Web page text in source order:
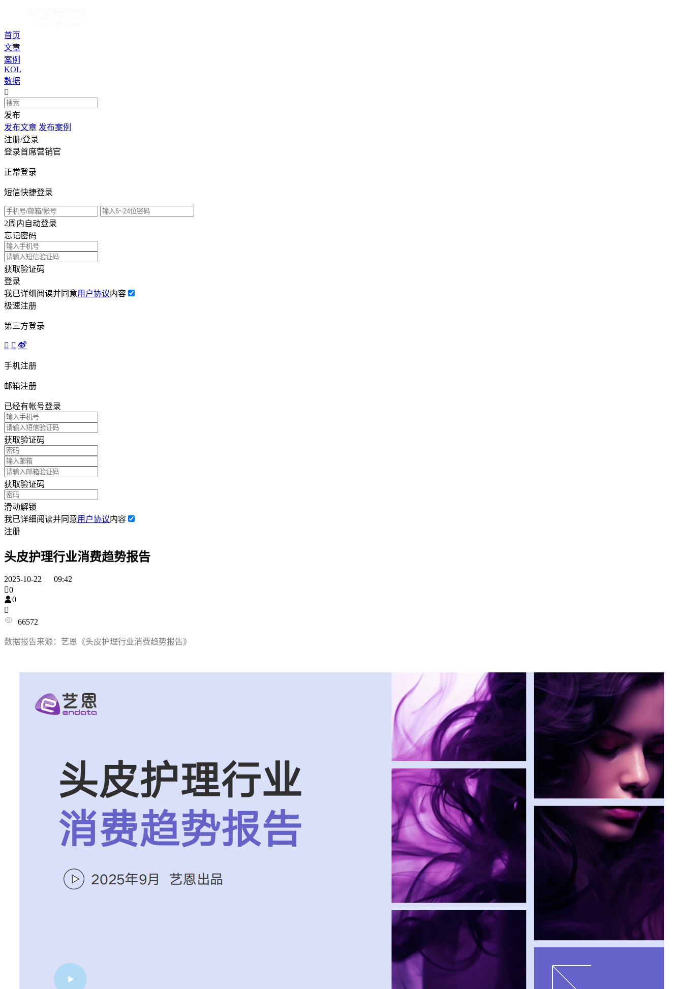
首页
文章
案例
KOL
数据

发布
发布文章 发布案例
注册/登录
登录首席营销官
正常登录
短信快捷登录
2周内自动登录
忘记密码
获取验证码
登录
我已详细阅读并同意用户协议内容
极速注册
第三方登录
  
手机注册
邮箱注册
已经有帐号登录
获取验证码
获取验证码
滑动解锁
我已详细阅读并同意用户协议内容
注册
头皮护理行业消费趋势报告
2025-10-22 09:42
0
0

66572
数据报告来源：艺恩《头皮护理行业消费趋势报告》